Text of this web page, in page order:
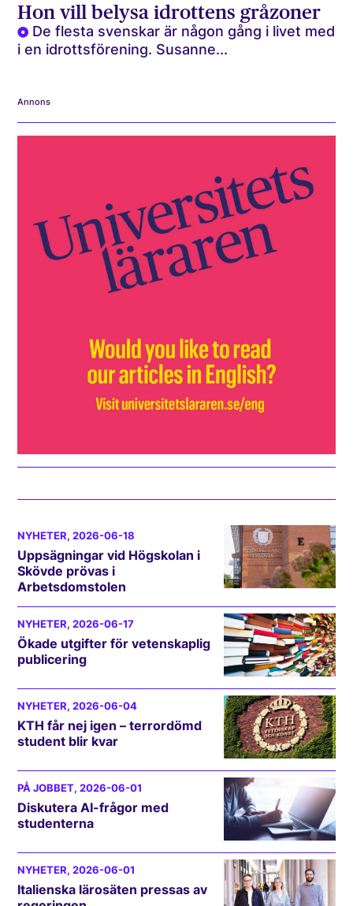
Hon vill belysa idrottens gråzoner
De flesta svenskar är någon gång i livet med
i en idrottsförening. Susanne...
Annons
NYHETER, 2026-06-18
Uppsägningar vid Högskolan i
Skövde prövas i
Arbetsdomstolen
NYHETER, 2026-06-17
Ökade utgifter för vetenskaplig
publicering
NYHETER, 2026-06-04
KTH får nej igen – terrordömd
student blir kvar
PÅ JOBBET, 2026-06-01
Diskutera AI-frågor med
studenterna
NYHETER, 2026-06-01
Italienska lärosäten pressas av